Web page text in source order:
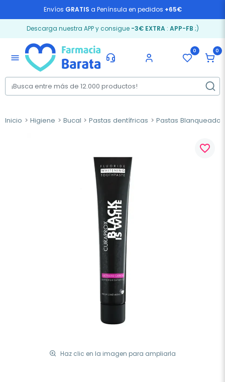
Envíos GRATIS a Península en pedidos +65€
Descarga nuestra APP y consigue -3€ EXTRA: APP-FB ;)
menu
0 0
Inicio Higiene Bucal Pastas dentífricas Pastas
Haz clic en la imagen para ampliarla
favorite_border